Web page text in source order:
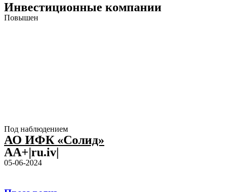
Инвестиционные компании
Повышен
Под наблюдением
АО ИФК «Солид»
AA+|ru.iv|
05-06-2024